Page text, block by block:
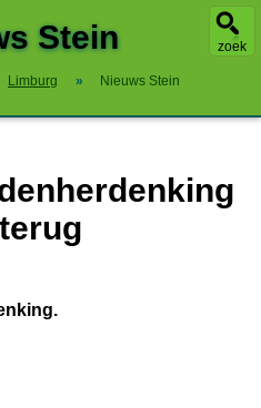
zoek
Stein
Limburg » Nieuws Stein